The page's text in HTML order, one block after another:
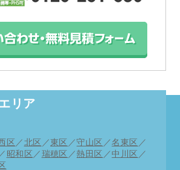
が使用できるようになりま
場合もございます。
にてご相談ください。
リア
区 ／ 北区 ／東区 ／守山区 ／ 名東区 ／
／ 昭和区 ／ 瑞穂区 ／ 熱田区 ／中川区 ／